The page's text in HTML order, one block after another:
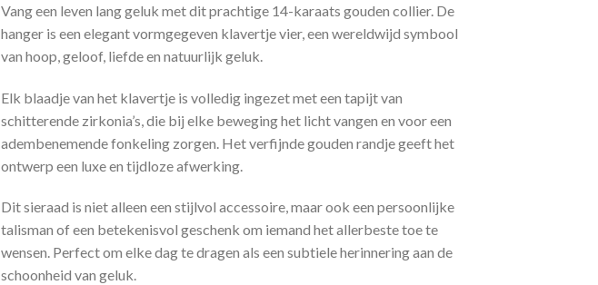
Vang een leven lang geluk met dit prachtige 14-karaats gouden collier. De
hanger is een elegant vormgegeven klavertje vier, een wereldwijd symbool
van hoop, geloof, liefde en natuurlijk geluk.
Elk blaadje van het klavertje is volledig ingezet met een tapijt van
schitterende zirkonia’s, die bij elke beweging het licht vangen en voor een
adembenemende fonkeling zorgen. Het verfijnde gouden randje geeft het
ontwerp een luxe en tijdloze afwerking.
Dit sieraad is niet alleen een stijlvol accessoire, maar ook een persoonlijke
talisman of een betekenisvol geschenk om iemand het allerbeste toe te
wensen. Perfect om elke dag te dragen als een subtiele herinnering aan de
schoonheid van geluk.